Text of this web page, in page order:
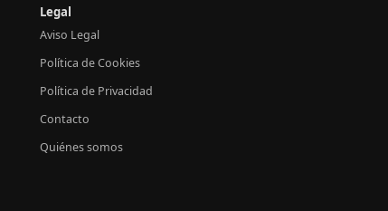
Legal
Aviso Legal
Política de Cookies
Política de Privacidad
Contacto
Quiénes somos